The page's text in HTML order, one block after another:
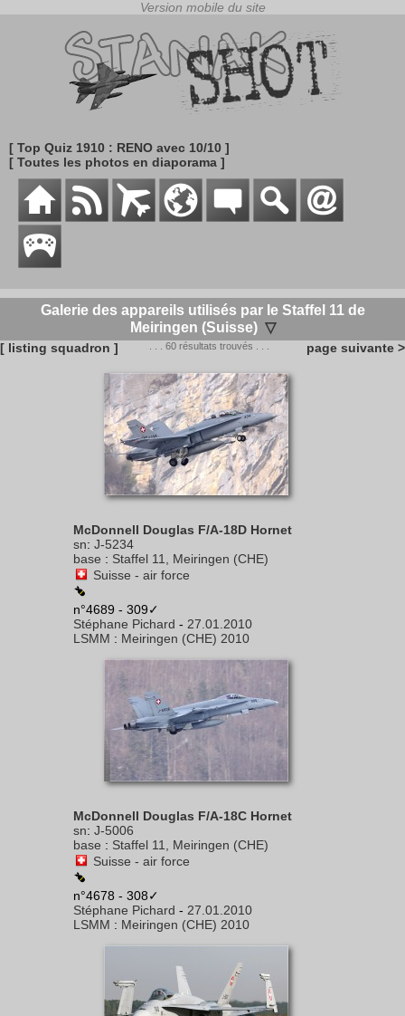
[ Top Quiz 1910 : RENO avec 10/10 ]
[ Toutes les photos en diaporama ]
Galerie des appareils utilisés par le Staffel 11 de
Meiringen (Suisse)▽
[ listing squadron ] . . . 60 résultats trouvés . . . page suivante >
McDonnell Douglas F/A-18D Hornet
sn: J-5234
base : Staffel 11, Meiringen (CHE)
Suisse - air force
n°4689 - 309✓
Stéphane Pichard - 27.01.2010
LSMM : Meiringen (CHE) 2010
McDonnell Douglas F/A-18C Hornet
sn: J-5006
base : Staffel 11, Meiringen (CHE)
Suisse - air force
n°4678 - 308✓
Stéphane Pichard - 27.01.2010
LSMM : Meiringen (CHE) 2010